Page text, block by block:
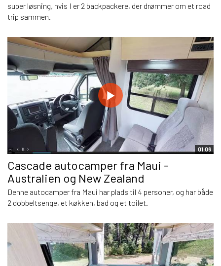
super løsning, hvis I er 2 backpackere, der drømmer om et road
trip sammen.
01:06
Cascade autocamper fra Maui -
Australien og New Zealand
Denne autocamper fra Maui har plads til 4 personer, og har både
2 dobbeltsenge, et køkken, bad og et toilet.